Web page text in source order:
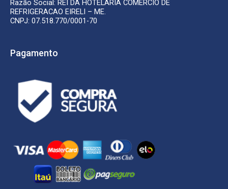
Razão Social: REI DA HOTELARIA COMERCIO DE
REFRIGERACAO EIRELI – ME.
CNPJ: 07.518.770/0001-70
Pagamento